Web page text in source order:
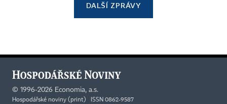
DALŠÍ ZPRÁVY
© 1996-2026 Economia, a.s.
Hospodářské noviny (print) ISSN 0862-9587